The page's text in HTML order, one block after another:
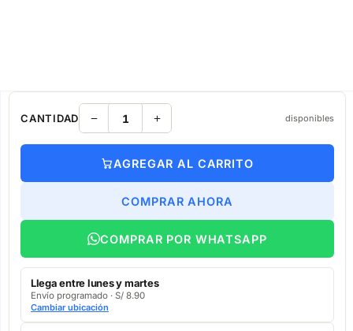
CANTIDAD disponibles
AGREGAR AL CARRITO
COMPRAR AHORA
COMPRAR POR WHATSAPP
Llega entre lunes y martes
Envío programado · S/ 8.90
Cambiar ubicación